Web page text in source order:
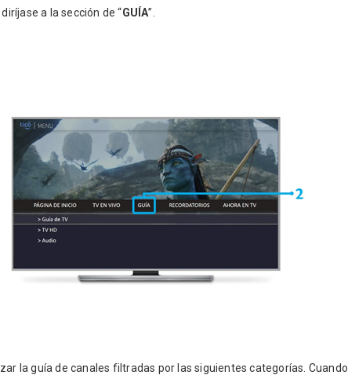
a la sección de “GUÍA”.
la guía de canales filtradas por las siguientes categorías. Cuando